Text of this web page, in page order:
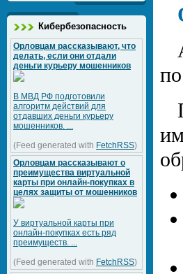
Кибербезопасность
Орловцам рассказывают, что
делать, если они отдали
деньги курьеру мошенников
В МВД РФ подготовили
алгоритм действий для
отдавших деньги курьеру
мошенников. ...
(Feed generated with FetchRSS)
Орловцам рассказывают о
преимущества виртуальной
карты при онлайн-покупках в
целях защиты от мошенников
У виртуальной карты при
онлайн-покупках есть ряд
преимуществ. ...
(Feed generated with FetchRSS)